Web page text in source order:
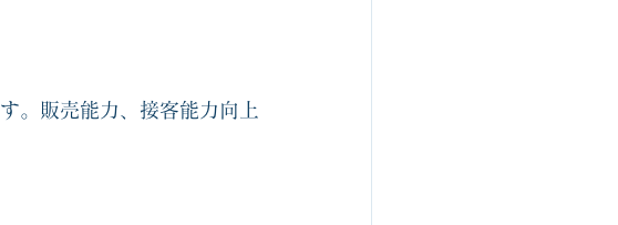
。販売能力、接客能力向上